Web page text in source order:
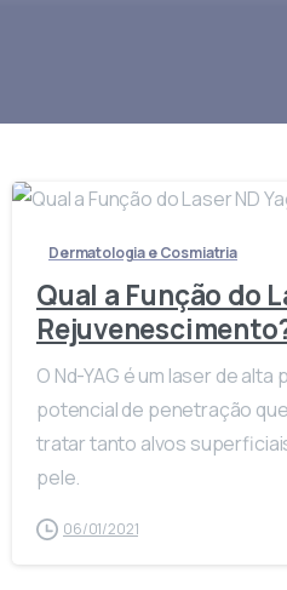
Dermatologia e Cosmiatria
Qual a Função do
O Nd-YAG é um laser de
potencial de penetração
tratar tanto alvos
pele.
06/01/2021